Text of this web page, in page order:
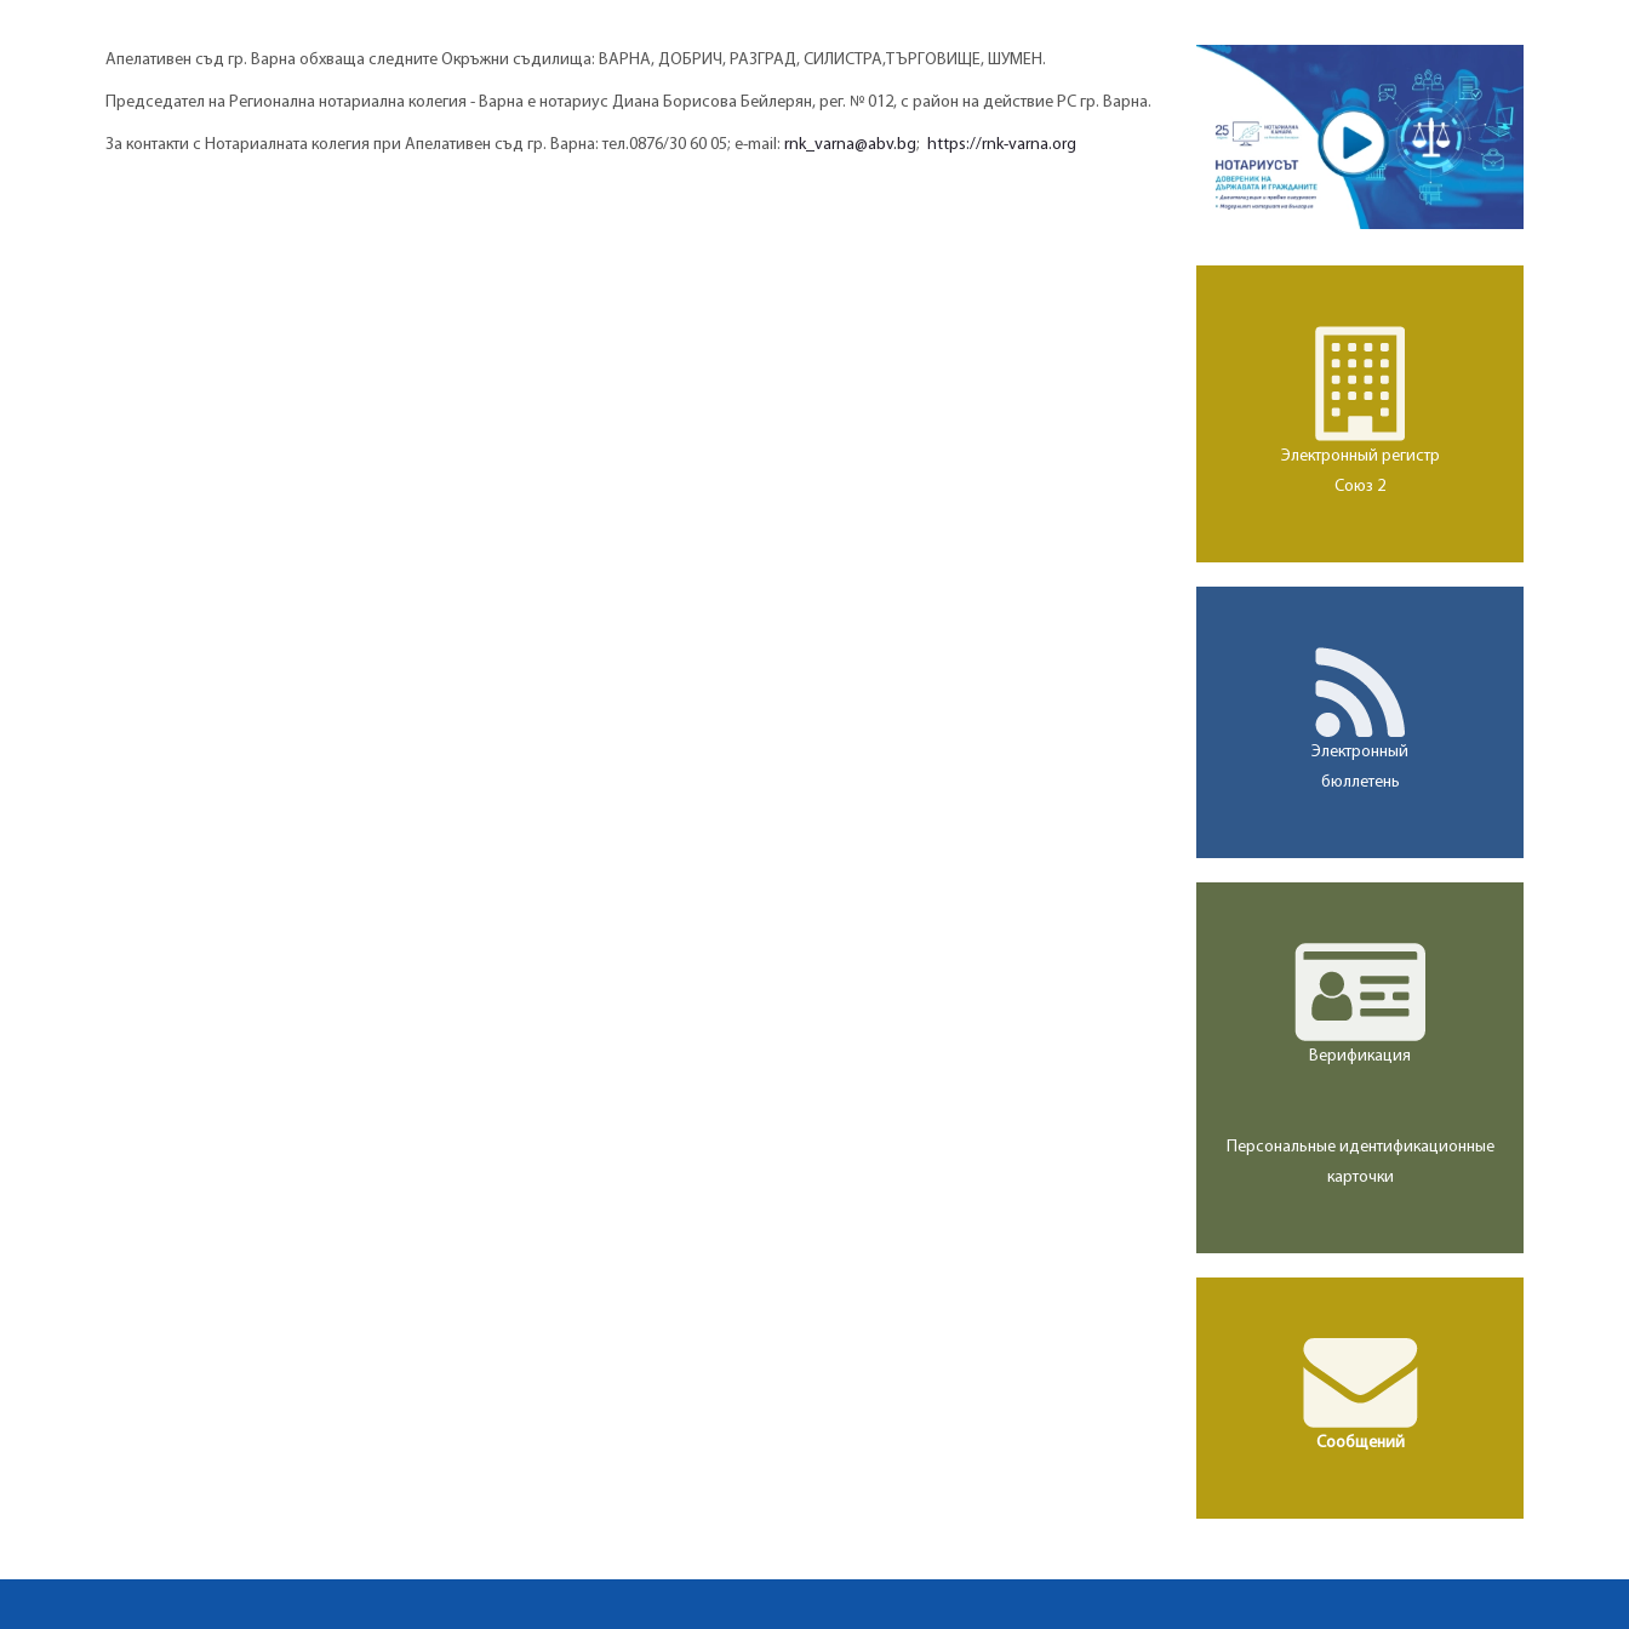
Апелативен съд гр. Варна обхваща следните Окръжни съдилища: ВАРНА, ДОБРИЧ, РАЗГРАД, СИЛИСТРА,ТЪРГОВИЩЕ, ШУМЕН.
Председател на Регионална нотариална колегия - Варна е нотариус Диана Борисова Бейлерян, рег. № 012, с район на действие РС гр. Варна.
За контакти с Нотариалната колегия при Апелативен съд гр. Варна: тел.0876/30 60 05; e-mail: rnk_varna@abv.bg; https://rnk-varna.org
Электронный регистр
Союз 2
Электронный
бюллетень
Верификация
Персональные идентификационные
карточки
Сообщений